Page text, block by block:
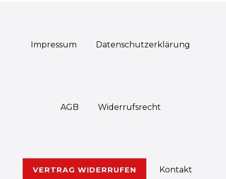
Impressum Daten­schutz­erklärung
AGB Widerrufs­recht
VERTRAG WIDERRUFEN Kontakt